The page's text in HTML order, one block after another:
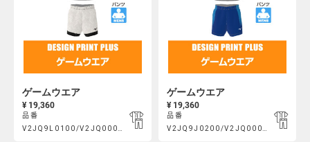
ゲームウエア
¥ 19,360
Product
品番
V2JQ9L0100/V2JQ000400
ゲームウエア
¥ 19,360
Product
品番
V2JQ9J0200/V2JQ000300